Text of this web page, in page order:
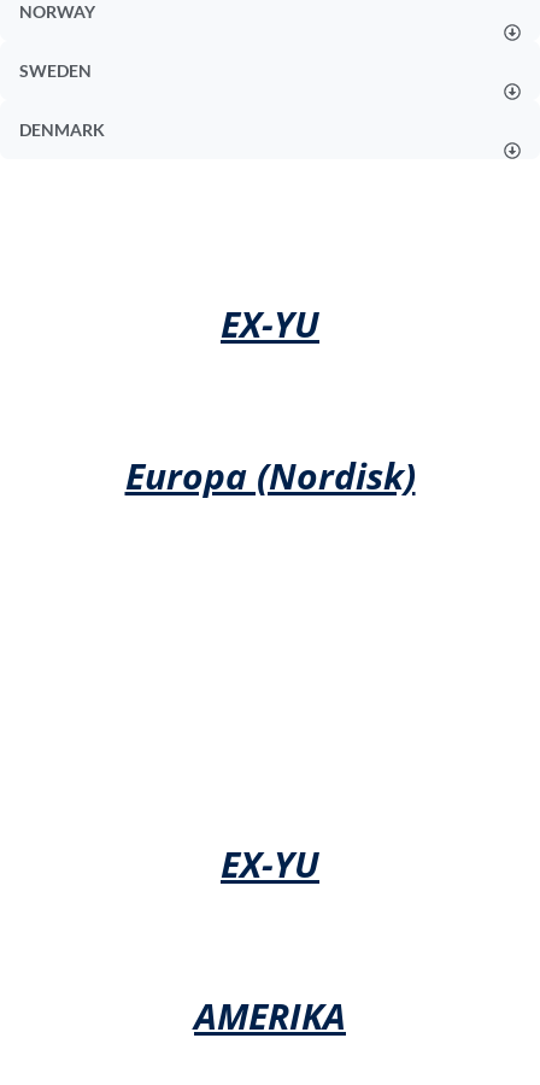
NORWAY
SWEDEN
DENMARK
EX-YU
Europa (nordisk)
EX-YU
AMERIKA